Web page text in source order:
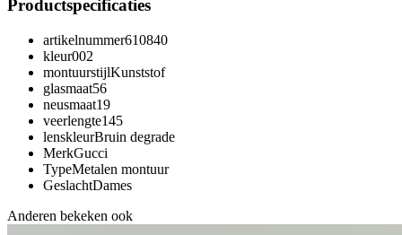
Productspecificaties
artikelnummer610840
kleur002
montuurstijlKunststof
glasmaat56
neusmaat19
veerlengte145
lenskleurBruin degrade
MerkGucci
TypeMetalen montuur
GeslachtDames
Anderen bekeken ook